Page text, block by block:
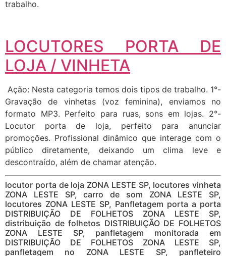
trabalho.
LOCUTORES PORTA DE
LOJA / VINHETA
Ação: Nesta categoria temos dois tipos de trabalho. 1°-
Gravação de vinhetas (voz feminina), enviamos no
formato MP3. Perfeito para ruas, sons em lojas. 2°-
Locutor porta de loja, perfeito para anunciar
promoções. Profissional dinâmico que interage com o
público diretamente, deixando um clima leve e
descontraído, além de chamar atenção.
locutor porta de loja ZONA LESTE SP, locutores vinheta
ZONA LESTE SP, carro de som ZONA LESTE SP,
locutores ZONA LESTE SP, Panfletagem porta a porta
DISTRIBUIÇÃO DE FOLHETOS ZONA LESTE SP,
distribuição de folhetos DISTRIBUIÇÃO DE FOLHETOS
ZONA LESTE SP, panfletagem monitorada em
DISTRIBUIÇÃO DE FOLHETOS ZONA LESTE SP,
panfletagem no ZONA LESTE SP, panfleteiro